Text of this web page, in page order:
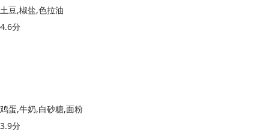
土豆,椒盐,色拉油
4.6分
鸡蛋,牛奶,白砂糖,面粉
3.9分